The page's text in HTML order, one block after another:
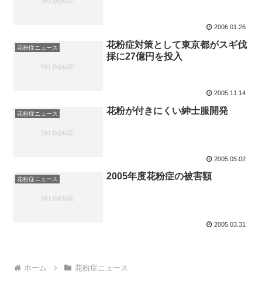
2006.01.26
花粉症ニュース
花粉症対策として東京都がスギ伐
採に27億円を投入
2005.11.14
花粉症ニュース 花粉が付きにくい紳士服開発
2005.05.02
花粉症ニュース 2005年度花粉症の被害額
2005.03.31
ホーム 花粉症ニュース